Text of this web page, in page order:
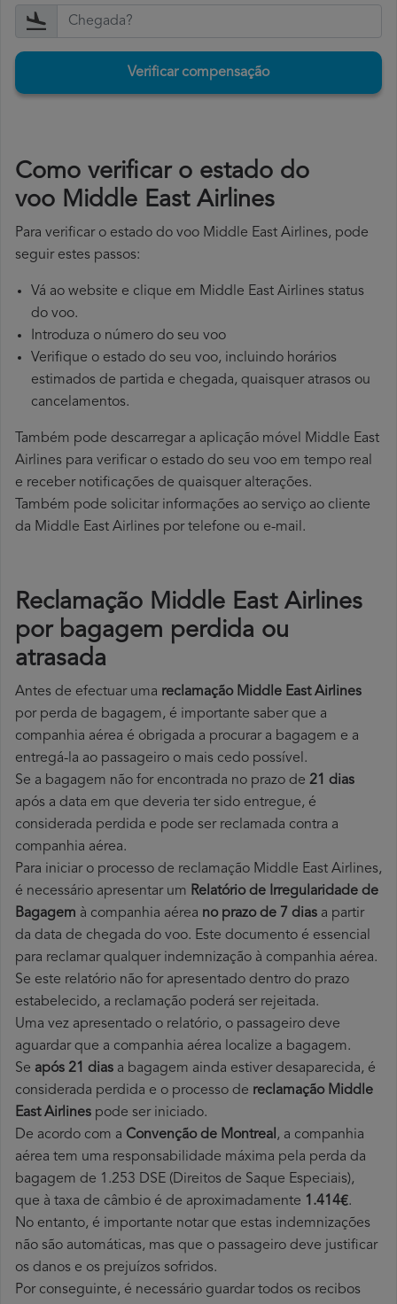
Verificar compensação
​Como verificar o estado do
voo Middle East Airlines
Para verificar o estado do voo Middle East Airlines, pode
seguir estes passos:
Vá ao website e clique em Middle East Airlines status
do voo.
Introduza o número do seu voo
Verifique o estado do seu voo, incluindo horários
estimados de partida e chegada, quaisquer atrasos ou
cancelamentos.
Também pode descarregar a aplicação móvel Middle East
Airlines para verificar o estado do seu voo em tempo real
e receber notificações de quaisquer alterações.
Também pode solicitar informações ao serviço ao cliente
da Middle East Airlines por telefone ou e-mail.
Reclamação Middle East Airlines
por bagagem perdida ou
atrasada
Antes de efectuar uma reclamação Middle East Airlines
por perda de bagagem, é importante saber que a
companhia aérea é obrigada a procurar a bagagem e a
entregá-la ao passageiro o mais cedo possível.
Se a bagagem não for encontrada no prazo de 21 dias
após a data em que deveria ter sido entregue, é
considerada perdida e pode ser reclamada contra a
companhia aérea.
Para iniciar o processo de reclamação Middle East Airlines,
é necessário apresentar um Relatório de Irregularidade de
Bagagem à companhia aérea no prazo de 7 dias a partir
da data de chegada do voo. Este documento é essencial
para reclamar qualquer indemnização à companhia aérea.
Se este relatório não for apresentado dentro do prazo
estabelecido, a reclamação poderá ser rejeitada.
Uma vez apresentado o relatório, o passageiro deve
aguardar que a companhia aérea localize a bagagem.
Se após 21 dias a bagagem ainda estiver desaparecida, é
considerada perdida e o processo de reclamação Middle
East Airlines pode ser iniciado.
De acordo com a Convenção de Montreal, a companhia
aérea tem uma responsabilidade máxima pela perda da
bagagem de 1.253 DSE (Direitos de Saque Especiais),
que à taxa de câmbio é de aproximadamente 1.414€.
No entanto, é importante notar que estas indemnizações
não são automáticas, mas que o passageiro deve justificar
os danos e os prejuízos sofridos.
Por conseguinte, é necessário guardar todos os recibos